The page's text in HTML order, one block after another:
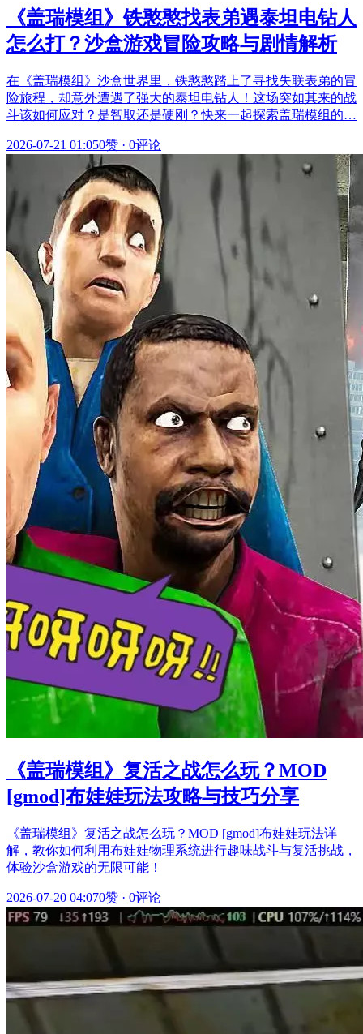
《盖瑞模组》铁憨憨找表弟遇泰坦电钻人
怎么打？沙盒游戏冒险攻略与剧情解析
在《盖瑞模组》沙盒世界里，铁憨憨踏上了寻找失联表弟的冒
险旅程，却意外遭遇了强大的泰坦电钻人！这场突如其来的战
斗该如何应对？是智取还是硬刚？快来一起探索盖瑞模组的…
2026-07-21 01:050赞 · 0评论
《盖瑞模组》复活之战怎么玩？MOD
[gmod]布娃娃玩法攻略与技巧分享
《盖瑞模组》复活之战怎么玩？MOD [gmod]布娃娃玩法详
解，教你如何利用布娃娃物理系统进行趣味战斗与复活挑战，
体验沙盒游戏的无限可能！
2026-07-20 04:070赞 · 0评论